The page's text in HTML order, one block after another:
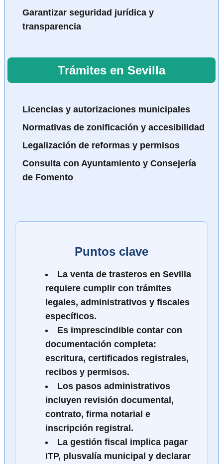
Garantizar seguridad jurídica y
transparencia
Trámites en Sevilla
Licencias y autorizaciones municipales
Normativas de zonificación y accesibilidad
Legalización de reformas y permisos
Consulta con Ayuntamiento y Consejería
de Fomento
Puntos clave
La venta de trasteros en Sevilla
requiere cumplir con trámites
legales, administrativos y fiscales
específicos.
Es imprescindible contar con
documentación completa:
escritura, certificados registrales,
recibos y permisos.
Los pasos administrativos
incluyen revisión documental,
contrato, firma notarial e
inscripción registral.
La gestión fiscal implica pagar
ITP, plusvalía municipal y declarar